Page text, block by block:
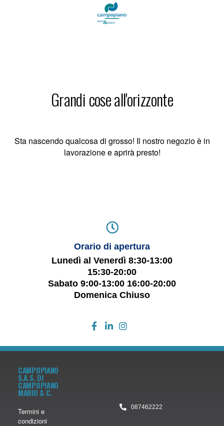
Grandi cose all'orizzonte
Sta nascendo qualcosa di grosso! Il nostro negozio è in
lavorazione e aprirà presto!
Orario di apertura
Lunedì al Venerdì 8:30-13:00
15:30-20:00
Sabato 9:00-13:00 16:00-20:00
Domenica Chiuso
CAMPOPIANO
S.A.S. DI
CAMPOPIANO
MARIO & C.
Termini e
condizioni
087462222